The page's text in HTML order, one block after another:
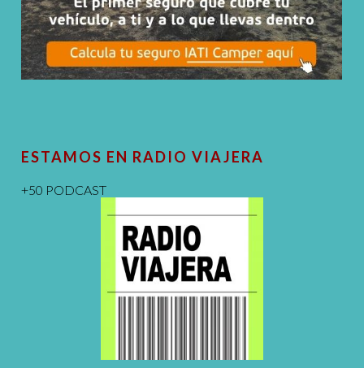
ESTAMOS EN RADIO VIAJERA
+50 PODCAST